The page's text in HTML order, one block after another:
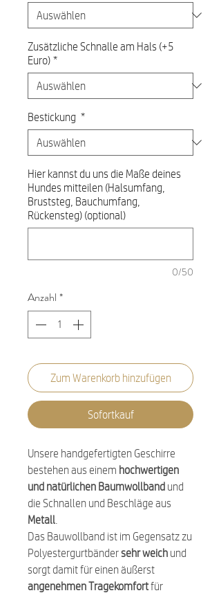
Zusätzliche Schnalle am Hals (+5
Euro) *
Bestickung *
Hier kannst du uns die Maße deines
Hundes mitteilen (Halsumfang,
Bruststeg, Bauchumfang,
Rückensteg) (optional)
0/50
Anzahl *
Zum Warenkorb hinzufügen
Sofortkauf
Unsere handgefertigten Geschirre
bestehen aus einem hochwertigen
und natürlichen Baumwollband und
die Schnallen und Beschläge aus
Metall
Das Bauwollband ist im Gegensatz zu
Polyestergurtbändersehr weich und
sorgt damit für einen äußerst
angenehmen Tragekomfortfür